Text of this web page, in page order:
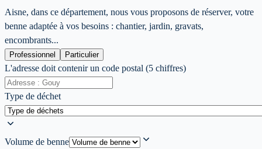
Aisne, dans ce département, nous vous proposons de réserver, votre
benne adaptée à vos besoins : chantier, jardin, gravats,
encombrants...
Professionnel Particulier
L'adresse doit contenir un code postal (5 chiffres)
Type de déchet
Volume de benne